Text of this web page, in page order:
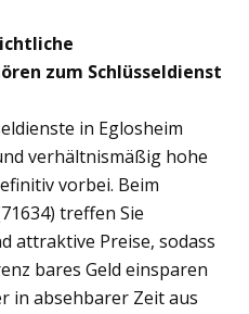
zum Schlüsseldienst
in Eglosheim
verhältnismäßig hohe
vorbei. Beim
treffen Sie
attraktive Preise, sodass
bares Geld einsparen
in absehbarer Zeit aus